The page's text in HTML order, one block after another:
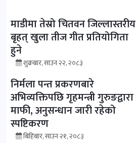
माडीमा तेस्रो चितवन जिल्लास्तरीय
बृहत् खुला तीज गीत प्रतियोगिता
हुने
शुक्रबार, साउन २२, २०८३
निर्मला पन्त प्रकरणबारे
अभिव्यक्तिपछि गृहमन्त्री गुरुङद्वारा
माफी, अनुसन्धान जारी रहेको
स्पष्टिकरण
बिहिबार, साउन २१, २०८३